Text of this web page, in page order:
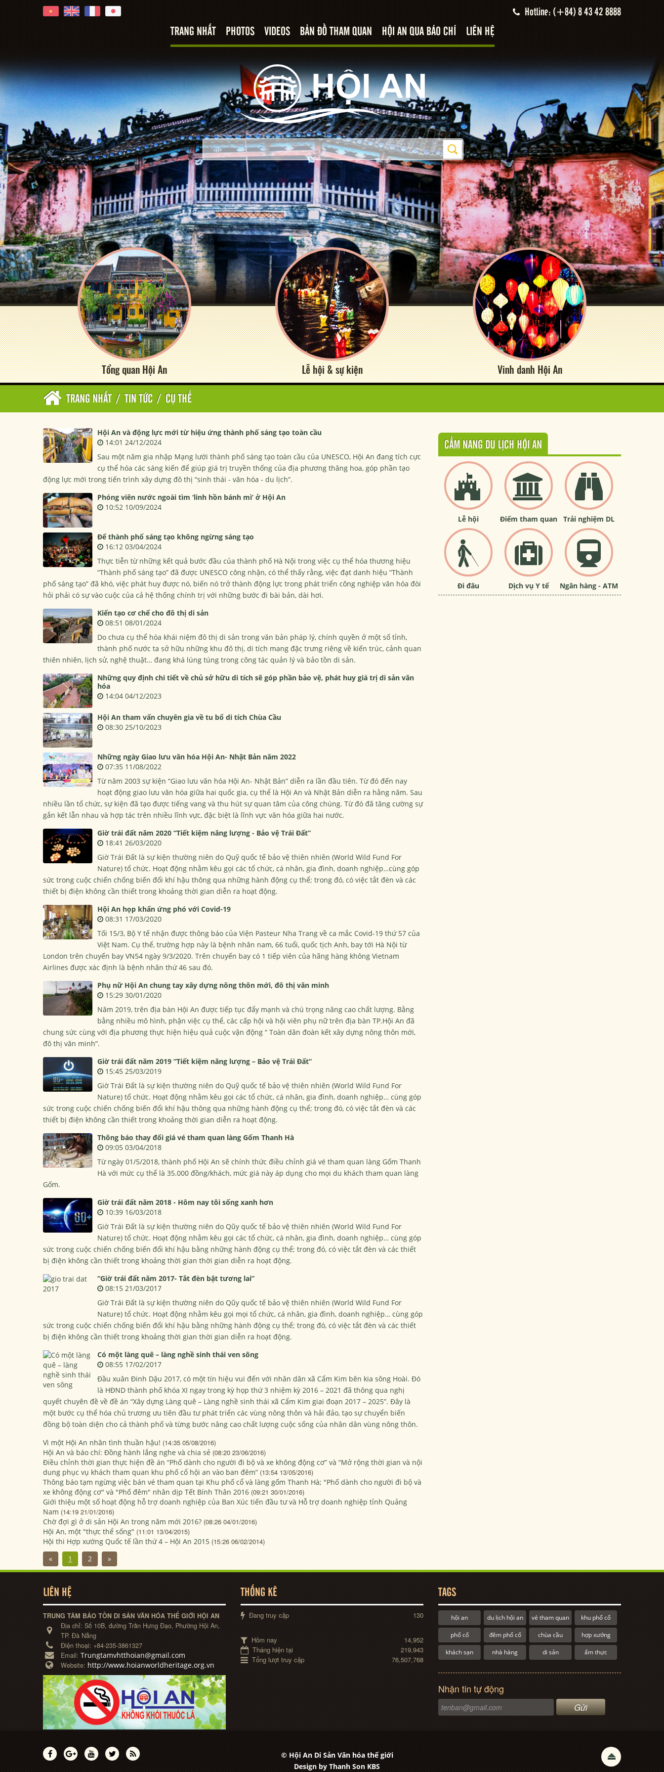
Hotline: (+84) 8 43 42 8888
TRANG NHẤT PHOTOS VIDEOS BẢN ĐỒ THAM QUAN HỘI AN QUA BÁO CHÍ LIÊN HỆ
Tổng quan Hội An Lễ hội & sự kiện Vinh danh Hội An
TRANG NHẤT / TIN TỨC / CỤ THỂ
Hội An và động lực mới từ hiệu ứng thành phố sáng tạo toàn cầu
14:01 24/12/2024
Sau một năm gia nhập Mạng lưới thành phố sáng tạo toàn cầu của UNESCO, Hội An đang tích cực
cụ thể hóa các sáng kiến để giúp giá trị truyền thống của địa phương thăng hoa, góp phần tạo
động lực mới trong tiến trình xây dựng đô thị “sinh thái - văn hóa - du lịch”.
Phóng viên nước ngoài tìm ‘linh hồn bánh mì’ ở Hội An
10:52 10/09/2024
Để thành phố sáng tạo không ngừng sáng tạo
16:12 03/04/2024
Thực tiễn từ những kết quả bước đầu của thành phố Hà Nội trong việc cụ thể hóa thương hiệu
“Thành phố sáng tạo” đã được UNESCO công nhận, có thể thấy rằng, việc đạt danh hiệu “Thành
phố sáng tạo” đã khó, việc phát huy được nó, biến nó trở thành động lực trong phát triển công nghiệp văn hóa đòi
hỏi phải có sự vào cuộc của cả hệ thống chính trị với những bước đi bài bản, dài hơi.
Kiến tạo cơ chế cho đô thị di sản
08:51 08/01/2024
Do chưa cụ thể hóa khái niệm đô thị di sản trong văn bản pháp lý, chính quyền ở một số tỉnh,
thành phố nước ta sở hữu những khu đô thị, di tích mang đặc trưng riêng về kiến trúc, cảnh quan
thiên nhiên, lịch sử, nghệ thuật… đang khá lúng túng trong công tác quản lý và bảo tồn di sản.
Những quy định chi tiết về chủ sở hữu di tích sẽ góp phần bảo vệ, phát huy giá trị di sản văn
hóa
14:04 04/12/2023
Hội An tham vấn chuyên gia về tu bổ di tích Chùa Cầu
08:30 25/10/2023
Những ngày Giao lưu văn hóa Hội An- Nhật Bản năm 2022
07:35 11/08/2022
Từ năm 2003 sự kiện “Giao lưu văn hóa Hội An- Nhật Bản” diễn ra lần đầu tiên. Từ đó đến nay
hoạt động giao lưu văn hóa giữa hai quốc gia, cụ thể là Hội An và Nhật Bản diễn ra hằng năm. Sau
nhiều lần tổ chức, sự kiện đã tạo được tiếng vang và thu hút sự quan tâm của công chúng. Từ đó đã tăng cường sự
gắn kết lẫn nhau và hợp tác trên nhiều lĩnh vực, đặc biệt là lĩnh vực văn hóa giữa hai nước.
Giờ trái đất năm 2020 “Tiết kiệm năng lượng - Bảo vệ Trái Đất”
18:41 26/03/2020
Giờ Trái Đất là sự kiện thường niên do Quỹ quốc tế bảo vệ thiên nhiên (World Wild Fund For
Nature) tổ chức. Hoạt động nhằm kêu gọi các tổ chức, cá nhân, gia đình, doanh nghiệp…cùng góp
sức trong cuộc chiến chống biến đổi khí hậu thông qua những hành động cụ thể; trong đó, có việc tắt đèn và các
thiết bị điện không cần thiết trong khoảng thời gian diễn ra hoạt động.
Hội An họp khẩn ứng phó với Covid-19
08:31 17/03/2020
Tối 15/3, Bộ Y tế nhận được thông báo của Viện Pasteur Nha Trang về ca mắc Covid-19 thứ 57 của
Việt Nam. Cụ thể, trường hợp này là bệnh nhân nam, 66 tuổi, quốc tịch Anh, bay tới Hà Nội từ
London trên chuyến bay VN54 ngày 9/3/2020. Trên chuyến bay có 1 tiếp viên của hãng hàng không Vietnam
Airlines được xác định là bệnh nhân thứ 46 sau đó.
Phụ nữ Hội An chung tay xây dựng nông thôn mới, đô thị văn minh
15:29 30/01/2020
Năm 2019, trên địa bàn Hội An được tiếp tục đẩy mạnh và chú trọng nâng cao chất lượng. Bằng
bằng nhiều mô hình, phận việc cụ thể, các cấp hội và hội viên phụ nữ trên địa bàn TP.Hội An đã
chung sức cùng với địa phương thực hiện hiệu quả cuộc vận động “ Toàn dân đoàn kết xây dựng nông thôn mới,
đô thị văn minh”.
Giờ trái đất năm 2019 “Tiết kiệm năng lượng – Bảo vệ Trái Đất”
15:45 25/03/2019
Giờ Trái Đất là sự kiện thường niên do Quỹ quốc tế bảo vệ thiên nhiên (World Wild Fund For
Nature) tổ chức. Hoạt động nhằm kêu gọi các tổ chức, cá nhân, gia đình, doanh nghiệp… cùng góp
sức trong cuộc chiến chống biến đổi khí hậu thông qua những hành động cụ thể; trong đó, có việc tắt đèn và các
thiết bị điện không cần thiết trong khoảng thời gian diễn ra hoạt động.
Thông báo thay đổi giá vé tham quan làng Gốm Thanh Hà
09:05 03/04/2018
Từ ngày 01/5/2018, thành phố Hội An sẽ chính thức điều chỉnh giá vé tham quan làng Gốm Thanh
Hà với mức cụ thể là 35.000 đồng/khách, mức giá này áp dụng cho mọi du khách tham quan làng
Gốm.
Giờ trái đất năm 2018 - Hôm nay tôi sống xanh hơn
10:39 16/03/2018
Giờ Trái Đất là sự kiện thường niên do Qũy quốc tế bảo vệ thiên nhiên (World Wild Fund For
Nature) tổ chức. Hoạt động nhằm kêu gọi các tổ chức, cá nhân, gia đình, doanh nghiệp… cùng góp
sức trong cuộc chiến chống biến đổi khí hậu bằng những hành động cụ thể; trong đó, có việc tắt đèn và các thiết
bị điện không cần thiết trong khoảng thời gian thời gian diễn ra hoạt động.
“Giờ trái đất năm 2017- Tắt đèn bật tương lai”
08:15 21/03/2017
Giờ Trái Đất là sự kiện thường niên do Qũy quốc tế bảo vệ thiên nhiên (World Wild Fund For
Nature) tổ chức. Hoạt động nhằm kêu gọi mọi tổ chức, cá nhân, gia đình, doanh nghiệp… cùng góp
sức trong cuộc chiến chống biến đổi khí hậu bằng những hành động cụ thể; trong đó, có việc tắt đèn và các thiết
bị điện không cần thiết trong khoảng thời gian thời gian diễn ra hoạt động.
Có một làng quê – làng nghề sinh thái ven sông
08:55 17/02/2017
Đầu xuân Đinh Dậu 2017, có một tín hiệu vui đến với nhân dân xã Cẩm Kim bên kia sông Hoài. Đó
là HĐND thành phố khóa XI ngay trong kỳ họp thứ 3 nhiệm kỳ 2016 – 2021 đã thông qua nghị
quyết chuyên đề về đề án “Xây dựng Làng quê – Làng nghề sinh thái xã Cẩm Kim giai đoạn 2017 – 2025”. Đây là
một bước cụ thể hóa chủ trương ưu tiên đầu tư phát triển các vùng nông thôn và hải đảo, tạo sự chuyển biến
đồng bộ toàn diện cho cả thành phố và từng bước nâng cao chất lượng cuộc sống của nhân dân vùng nông thôn.
Vì một Hội An nhân tình thuần hậu! (14:35 05/08/2016)
Hội An và báo chí: Đồng hành lắng nghe và chia sẻ (08:20 23/06/2016)
Điều chỉnh thời gian thực hiện đề án “Phố dành cho người đi bộ và xe không động cơ” và “Mở rộng thời gian và nội
dung phục vụ khách tham quan khu phố cổ hội an vào ban đêm” (13:54 13/05/2016)
Thông báo tạm ngừng việc bán vé tham quan tại Khu phố cổ và làng gốm Thanh Hà; "Phố dành cho người đi bộ và
xe không động cơ" và "Phố đêm" nhân dịp Tết Bính Thân 2016 (09:21 30/01/2016)
Giới thiệu một số hoạt động hỗ trợ doanh nghiệp của Ban Xúc tiến đầu tư và Hỗ trợ doanh nghiệp tỉnh Quảng
Nam (14:19 21/01/2016)
Chờ đợi gì ở di sản Hội An trong năm mới 2016? (08:26 04/01/2016)
Hội An, một "thực thể sống" (11:01 13/04/2015)
Hội thi Hợp xướng Quốc tế lần thứ 4 – Hội An 2015 (15:26 06/02/2014)
«
1 2 »
CẨM NANG DU LỊCH HỘI AN
Lễ hội Điểm tham quan Trải nghiệm DL
Đi đâu Dịch vụ Y tế Ngân hàng - ATM
LIÊN HỆ
TRUNG TÂM BẢO TỒN DI SẢN VĂN HÓA THẾ GIỚI HỘI AN
Địa chỉ: Số 10B, đường Trần Hưng Đạo, Phường Hội An,
TP. Đà Nẵng
Điện thoại: +84-235-3861327
Email: Trungtamvhtthoian@gmail.com
Website: http://www.hoianworldheritage.org.vn
THỐNG KÊ
Đang truy cập 130
Hôm nay
14,952
Tháng hiện tại
219,943
Tổng lượt truy cập
76,507,768
TAGS
hội an du lịch hội an vé tham quan khu phố cổ
phố cổ đêm phố cổ chùa cầu hợp xướng
khách sạn nhà hàng di sản ẩm thực
Nhận tin tự động
© Hội An Di Sản Văn hóa thế giới
Design by Thanh Son KBS